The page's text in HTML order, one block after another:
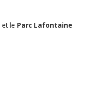
et le Parc Lafontaine